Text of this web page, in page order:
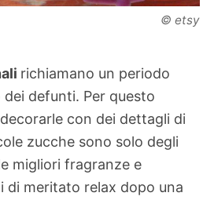
© etsy
richiamano un periodo
defunti. Per questo
con dei dettagli di
zucche sono solo degli
migliori fragranze e
di meritato relax dopo una